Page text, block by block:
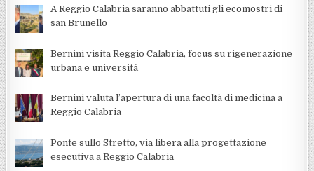
A Reggio Calabria saranno abbattuti gli ecomostri di
san Brunello
Bernini visita Reggio Calabria, focus su rigenerazione
urbana e universitá
Bernini valuta l’apertura di una facoltà di medicina a
Reggio Calabria
Ponte sullo Stretto, via libera alla progettazione
esecutiva a Reggio Calabria